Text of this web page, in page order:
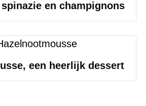
en champignons
een heerlijk dessert